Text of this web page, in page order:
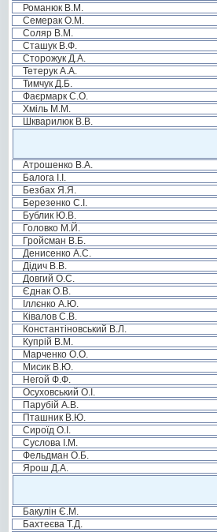
Романюк В.М.
Семерак О.М.
Соляр В.М.
Сташук В.Ф.
Сторожук Д.А.
Тетерук А.А.
Тимчук Д.Б.
Фаєрмарк С.О.
Хміль М.М.
Шкварилюк В.В.
Атрошенко В.А.
Балога І.І.
Безбах Я.Я.
Березенко С.І.
Бублик Ю.В.
Головко М.Й.
Гройсман В.Б.
Денисенко А.С.
Дідич В.В.
Довгий О.С.
Єднак О.В.
Іллєнко А.Ю.
Ківалов С.В.
Константіновський В.Л.
Купрій В.М.
Марченко О.О.
Мисик В.Ю.
Негой Ф.Ф.
Осуховський О.І.
Парубій А.В.
Пташник В.Ю.
Сироїд О.І.
Суслова І.М.
Фельдман О.Б.
Ярош Д.А.
Бакулін Є.М.
Бахтеєва Т.Д.